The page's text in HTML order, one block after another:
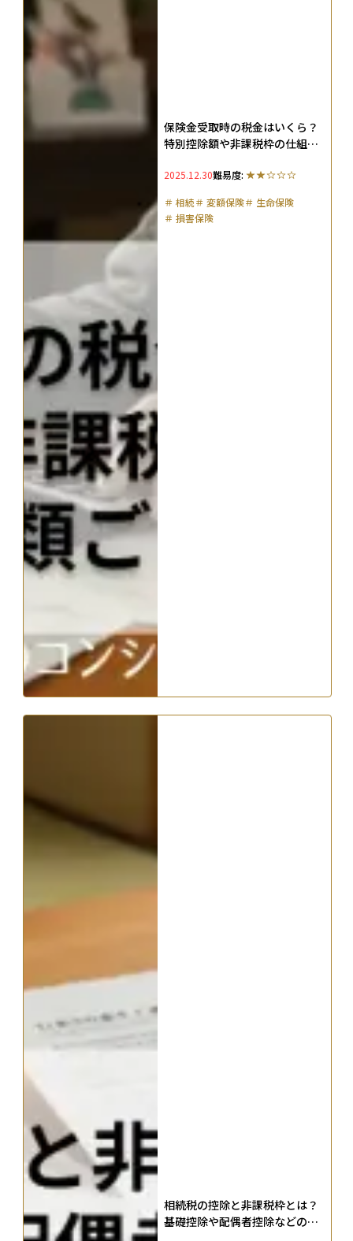
保険金受取時の税金はいくら？
特別控除額や非課税枠の仕組み
2025.12.30難易度:
＃ 相続＃ 変額保険＃ 生命保険
＃ 損害保険
相続税の控除と非課税枠とは？
基礎控除や配偶者控除などの計